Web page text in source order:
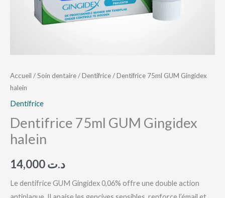
Accueil /Soin dentaire/Dentifrice/ Dentifrice 75ml GUM Gingidex
halein
Dentifrice
Dentifrice 75ml GUM Gingidex
halein
د.ت
Le dentifrice GUM Gingidex 0,06% offre une double action